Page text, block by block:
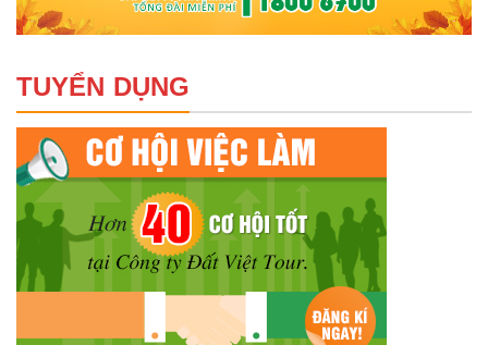
TUYỂN DỤNG